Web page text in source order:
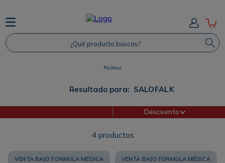
¿Qué producto buscas?
Pasteur
Resultado para: SALOFALK
Descuento
4 productos
VENTA BAJO FORMULA MÉDICA VENTA BAJO FORMULA MÉDICA
TÉRMINOS MÁS BUSCADOS